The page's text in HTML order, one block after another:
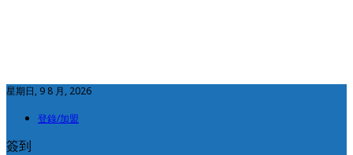
星期日, 9 8 月, 2026
登錄/加盟
簽到